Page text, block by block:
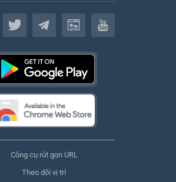
Tiếng Việt
Công cụ rút gọn URL
Theo dõi vị trí